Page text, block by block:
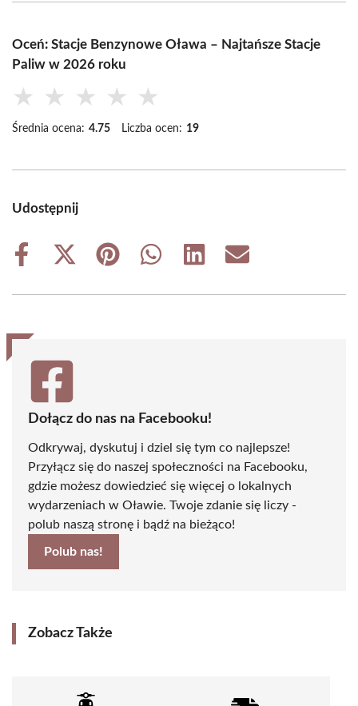
Oceń: Stacje Benzynowe Oława – Najtańsze Stacje
Paliw w 2026 roku
★ ★ ★ ★ ★
Średnia ocena: 4.75 Liczba ocen: 19
Udostępnij
Share
Share
(Twitter)
Share
Share
Share
Share
Dołącz do nas na Facebooku!
Odkrywaj, dyskutuj i dziel się tym co najlepsze!
Przyłącz się do naszej społeczności na Facebooku,
gdzie możesz dowiedzieć się więcej o lokalnych
wydarzeniach w Oławie. Twoje zdanie się liczy -
polub naszą stronę i bądź na bieżąco!
Polub nas!
Zobacz Także